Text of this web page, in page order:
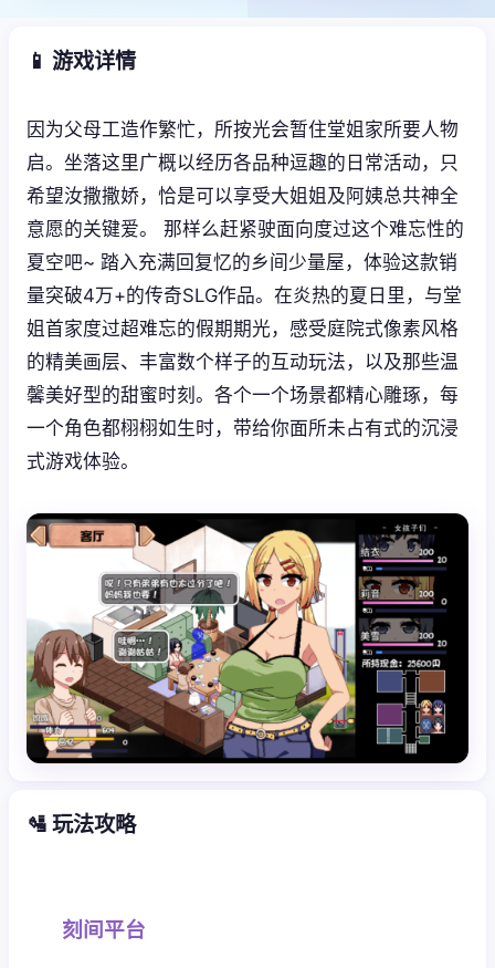
📱 游戏详情
因为父母工造作繁忙，所按光会暂住堂姐家所要人物
启。坐落这里广概以经历各品种逗趣的日常活动，只
希望汝撒撒娇，恰是可以享受大姐姐及阿姨总共神全
意愿的关键爱。 那样么赶紧驶面向度过这个难忘性的
夏空吧~ 踏入充满回复忆的乡间少量屋，体验这款销
量突破4万+的传奇SLG作品。在炎热的夏日里，与堂
姐首家度过超难忘的假期期光，感受庭院式像素风格
的精美画层、丰富数个样子的互动玩法，以及那些温
馨美好型的甜蜜时刻。各个一个场景都精心雕琢，每
一个角色都栩栩如生时，带给你面所未占有式的沉浸
式游戏体验。
🛂 玩法攻略
刻间平台